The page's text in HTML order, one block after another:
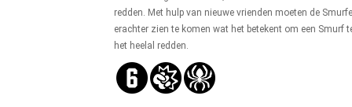
redden. Met hulp van nieuwe vrienden moeten de
erachter zien te komen wat het betekent om een Smurf
het heelal redden.